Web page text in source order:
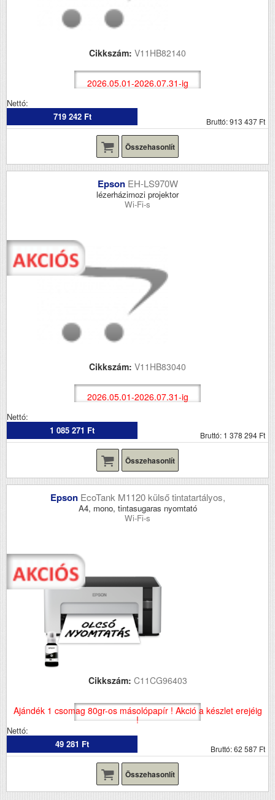
Cikkszám: V11HB82140
2026.05.01-2026.07.31-ig
Nettó:
719 242 Ft
Bruttó: 913 437 Ft
Összehasonlít
Epson EH-LS970W
lézerházimozi projektor
Wi-Fi-s
Cikkszám: V11HB83040
2026.05.01-2026.07.31-ig
Nettó:
1 085 271 Ft
Bruttó: 1 378 294 Ft
Összehasonlít
Epson EcoTank M1120 külső tintatartályos,
A4, mono, tintasugaras nyomtató
Wi-Fi-s
Cikkszám: C11CG96403
Ajándék 1 csomag 80gr-os másolópapír ! Akció a készlet erejéig
!
Nettó:
49 281 Ft
Bruttó: 62 587 Ft
Összehasonlít